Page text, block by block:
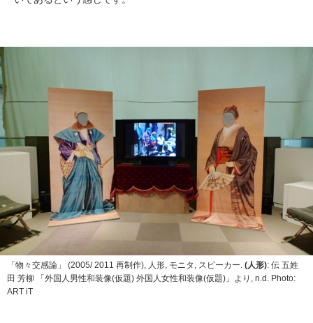
「物々交感論」 (2005/ 2011 再制作), 人形, モニタ, スピーカー. (人形): 伝 五姓
田 芳柳 「外国人男性和装像(仮題) 外国人女性和装像(仮題)」より, n.d. Photo:
ART iT